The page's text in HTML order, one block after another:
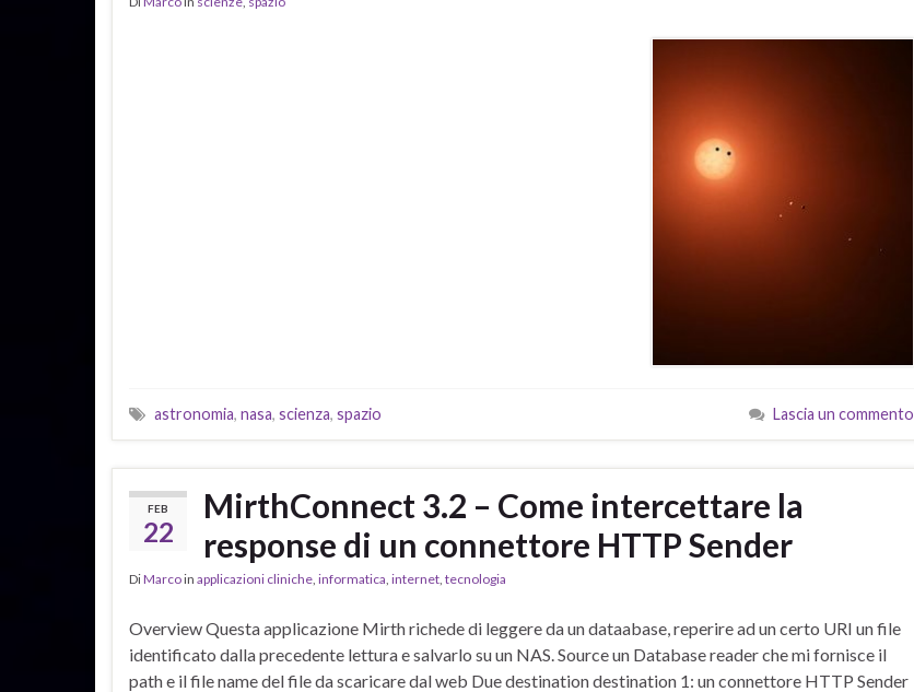
astronomia, nasa, scienza, spazio Lascia un commento
FEB
22
MirthConnect 3.2 – Come intercettare la
response di un connettore HTTP Sender
DiMarcoin applicazioni cliniche informatica internet tecnologia
Overview Questa applicazione Mirth richede di leggere da un dataabase, reperire ad un certo URI un file
identificato dalla precedente lettura e salvarlo su un NAS. Source un Database reader che mi fornisce il
path e il file name del file da scaricare dal web Due destination destination 1: un connettore HTTP Sender